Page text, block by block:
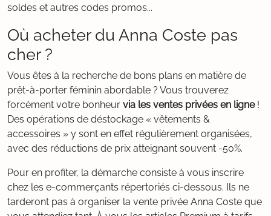
soldes et autres codes promos...
Où acheter du Anna Coste pas
cher ?
Vous êtes à la recherche de bons plans en matière de
prêt-à-porter féminin abordable ? Vous trouverez
forcément votre bonheur via les ventes privées en ligne!
Des opérations de déstockage « vêtements &
accessoires » y sont en effet régulièrement organisées,
avec des réductions de prix atteignant souvent -50%.
Pour en profiter, la démarche consiste à vous inscrire
chez les e-commerçants répertoriés ci-dessous. Ils ne
tarderont pas à organiser la vente privée Anna Coste que